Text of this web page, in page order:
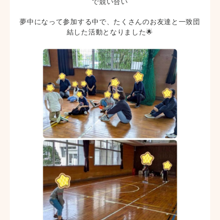
夢中になって参加する中で、たくさんのお友達と一致団
結した活動となりました🌟